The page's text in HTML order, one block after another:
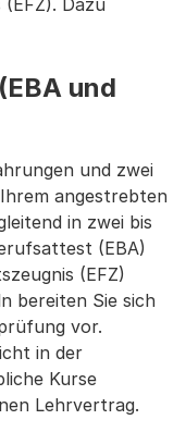
(EFZ). Dazu
und
und zwei
angestrebten
in zwei bis
(EBA)
(EFZ)
bereiten Sie sich
vor.
in der
Kurse
Lehrvertrag.